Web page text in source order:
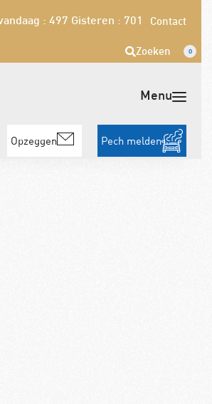
: 497 Gisteren : 701 Contact
Zoeken 0
Opzeggen Pech melden